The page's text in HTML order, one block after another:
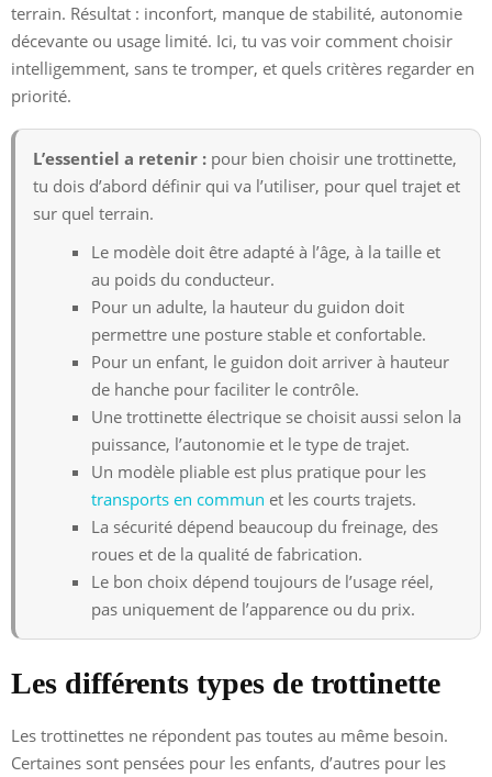
terrain. Résultat : inconfort, manque de stabilité, autonomie
décevante ou usage limité. Ici, tu vas voir comment choisir
intelligemment, sans te tromper, et quels critères regarder en
priorité.
L’essentiel a retenir : pour bien choisir une trottinette,
tu dois d’abord définir qui va l’utiliser, pour quel trajet et
sur quel terrain.
Le modèle doit être adapté à l’âge, à la taille et
au poids du conducteur.
Pour un adulte, la hauteur du guidon doit
permettre une posture stable et confortable.
Pour un enfant, le guidon doit arriver à hauteur
de hanche pour faciliter le contrôle.
Une trottinette électrique se choisit aussi selon la
puissance, l’autonomie et le type de trajet.
Un modèle pliable est plus pratique pour les
transports en commun et les courts trajets.
La sécurité dépend beaucoup du freinage, des
roues et de la qualité de fabrication.
Le bon choix dépend toujours de l’usage réel,
pas uniquement de l’apparence ou du prix.
Les différents types de trottinette
Les trottinettes ne répondent pas toutes au même besoin.
Certaines sont pensées pour les enfants, d’autres pour les